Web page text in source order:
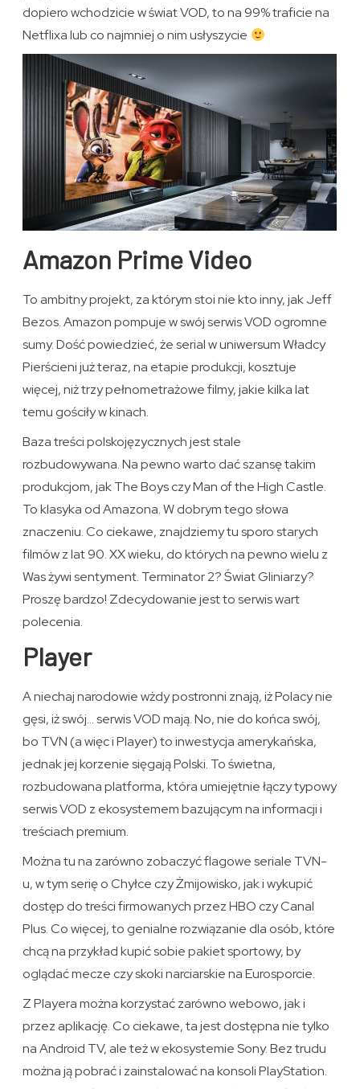
dopiero wchodzicie w świat VOD, to na 99% traficie na
Netflixa lub co najmniej o nim usłyszycie
Amazon Prime Video
To ambitny projekt, za którym stoi nie kto inny, jak Jeff
Bezos. Amazon pompuje w swój serwis VOD ogromne
sumy. Dość powiedzieć, że serial w uniwersum Władcy
Pierścieni już teraz, na etapie produkcji, kosztuje
więcej, niż trzy pełnometrażowe filmy, jakie kilka lat
temu gościły w kinach.
Baza treści polskojęzycznych jest stale
rozbudowywana. Na pewno warto dać szansę takim
produkcjom, jak The Boys czy Man of the High Castle.
To klasyka od Amazona. W dobrym tego słowa
znaczeniu. Co ciekawe, znajdziemy tu sporo starych
filmów z lat 90. XX wieku, do których na pewno wielu z
Was żywi sentyment. Terminator 2? Świat Gliniarzy?
Proszę bardzo! Zdecydowanie jest to serwis wart
polecenia.
Player
A niechaj narodowie wżdy postronni znają, iż Polacy nie
gęsi, iż swój… serwis VOD mają. No, nie do końca swój,
bo TVN (a więc i Player) to inwestycja amerykańska,
jednak jej korzenie sięgają Polski. To świetna,
rozbudowana platforma, która umiejętnie łączy typowy
serwis VOD z ekosystemem bazującym na informacji i
treściach premium.
Można tu na zarówno zobaczyć flagowe seriale TVN-
u, w tym serię o Chyłce czy Żmijowisko, jak i wykupić
dostęp do treści firmowanych przez HBO czy Canal
Plus. Co więcej, to genialne rozwiązanie dla osób, które
chcą na przykład kupić sobie pakiet sportowy, by
oglądać mecze czy skoki narciarskie na Eurosporcie.
Z Playera można korzystać zarówno webowo, jak i
przez aplikację. Co ciekawe, ta jest dostępna nie tylko
na Android TV, ale też w ekosystemie Sony. Bez trudu
można ją pobrać i zainstalować na konsoli PlayStation.